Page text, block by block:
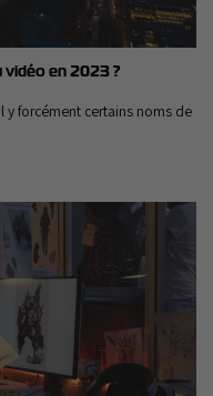
en 2023 ?
y forcément certains noms de